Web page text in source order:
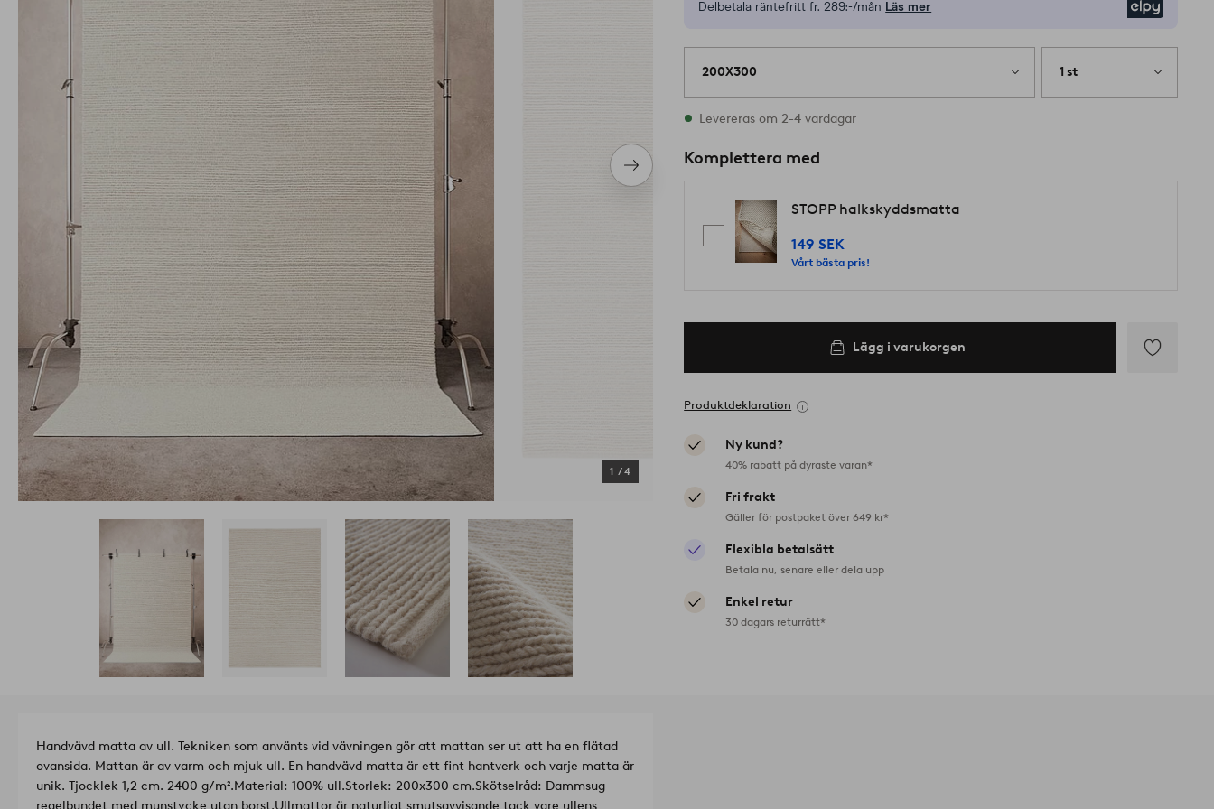
Nästa
produkt
1 /4
Delbetala räntefritt fr.289:-/mån Läs mer
200X300 1 st
I lager
Levereras om 2-4 vardagar
Komplettera med
STOPP halkskyddsmatta
149 SEK
Vårt bästa pris!
Lägg i varukorgen
Produktdeklaration
Ny kund?
40% rabatt på dyraste varan*
Fri frakt
Gäller för postpaket över 649 kr*
Flexibla betalsätt
Betala nu, senare eller dela upp
Enkel retur
30 dagars returrätt*
Handvävd matta av ull. Tekniken som använts vid vävningen gör att mattan ser ut att ha en flätad
ovansida. Mattan är av varm och mjuk ull. En handvävd matta är ett fint hantverk och varje matta är
unik. Tjocklek 1,2 cm. 2400 g/m².Material: 100% ull.Storlek: 200x300 cm.Skötselråd: Dammsug
regelbundet med munstycke utan borst.Ullmattor är naturligt smutsavvisande tack vare ullens